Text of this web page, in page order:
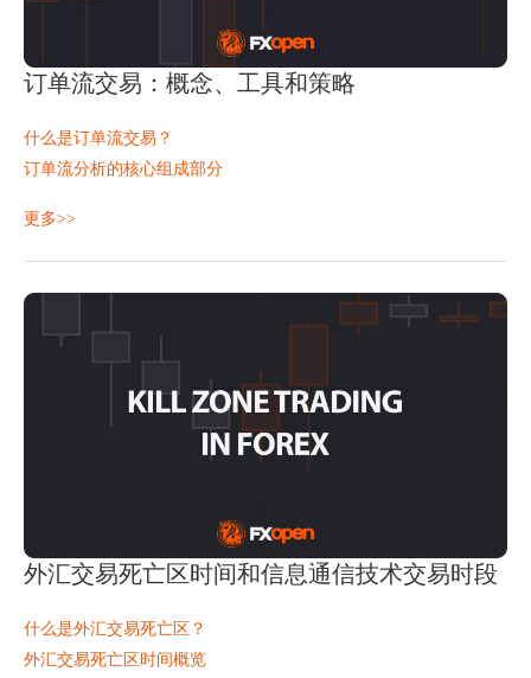
订单流交易：概念、工具和策略
什么是订单流交易？
订单流分析的核心组成部分
要点总结
常问问题
方式以及价格的下一步走势。它关注已执行订单、待执行订单、流
动性、
更多>>
外汇交易死亡区时间和信息通信技术交易时段
什么是外汇交易死亡区？
外汇交易死亡区时间概览